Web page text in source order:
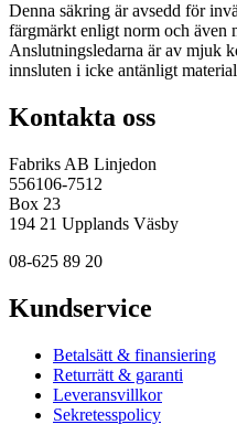
Denna säkring är avsedd för
färgmärkt enligt norm och även
Anslutningsledarna är av mjuk
innsluten i icke antänligt
Kontakta oss
Fabriks AB Linjedon
556106-7512
Box 23
194 21 Upplands Väsby
08-625 89 20
Kundservice
Betalsätt & finansiering
Returrätt & garanti
Leveransvillkor
Sekretesspolicy